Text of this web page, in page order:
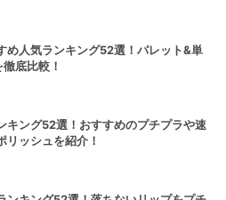
め人気ランキング52選！パレット&単
底比較！
キング52選！おすすめのプチプラや速
リッシュを紹介！